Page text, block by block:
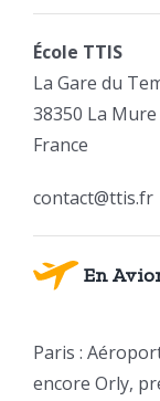
École TTIS
La Gare du
38350 La Mure
France
contact@ttis.fr
En
Paris :
encore Orly,